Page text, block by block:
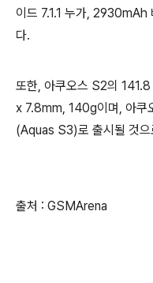
이드 7.1.1 누가, 2930mAh
다.
또한, 아쿠오스 S2의
x 7.8mm, 140g이며, 아쿠
(Aquas S3)로 출시될 것으
출처 : GSMArena